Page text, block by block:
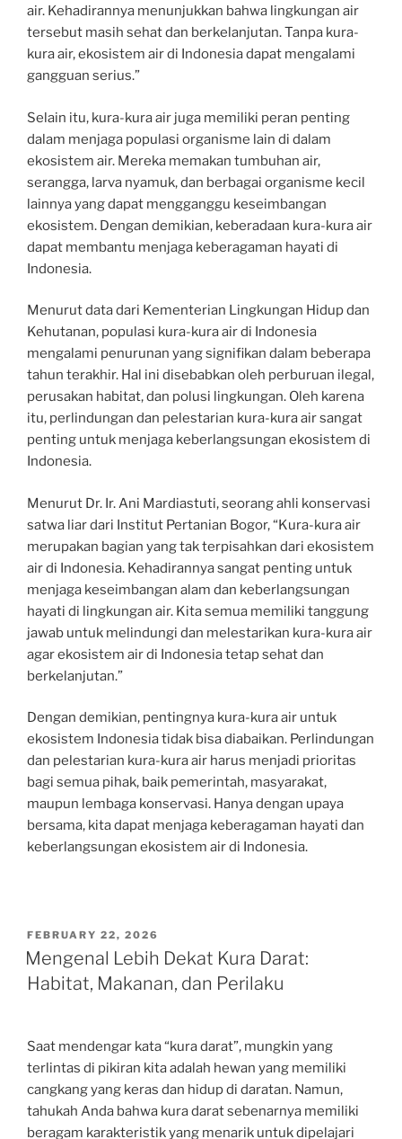
air. Kehadirannya menunjukkan bahwa lingkungan air
tersebut masih sehat dan berkelanjutan. Tanpa kura-
kura air, ekosistem air di Indonesia dapat mengalami
gangguan serius.”
Selain itu, kura-kura air juga memiliki peran penting
dalam menjaga populasi organisme lain di dalam
ekosistem air. Mereka memakan tumbuhan air,
serangga, larva nyamuk, dan berbagai organisme kecil
lainnya yang dapat mengganggu keseimbangan
ekosistem. Dengan demikian, keberadaan kura-kura air
dapat membantu menjaga keberagaman hayati di
Indonesia.
Menurut data dari Kementerian Lingkungan Hidup dan
Kehutanan, populasi kura-kura air di Indonesia
mengalami penurunan yang signifikan dalam beberapa
tahun terakhir. Hal ini disebabkan oleh perburuan ilegal,
perusakan habitat, dan polusi lingkungan. Oleh karena
itu, perlindungan dan pelestarian kura-kura air sangat
penting untuk menjaga keberlangsungan ekosistem di
Indonesia.
Menurut Dr. Ir. Ani Mardiastuti, seorang ahli konservasi
satwa liar dari Institut Pertanian Bogor, “Kura-kura air
merupakan bagian yang tak terpisahkan dari ekosistem
air di Indonesia. Kehadirannya sangat penting untuk
menjaga keseimbangan alam dan keberlangsungan
hayati di lingkungan air. Kita semua memiliki tanggung
jawab untuk melindungi dan melestarikan kura-kura air
agar ekosistem air di Indonesia tetap sehat dan
berkelanjutan.”
Dengan demikian, pentingnya kura-kura air untuk
ekosistem Indonesia tidak bisa diabaikan. Perlindungan
dan pelestarian kura-kura air harus menjadi prioritas
bagi semua pihak, baik pemerintah, masyarakat,
maupun lembaga konservasi. Hanya dengan upaya
bersama, kita dapat menjaga keberagaman hayati dan
keberlangsungan ekosistem air di Indonesia.
POSTED
ON
FEBRUARY 22, 2026
Mengenal Lebih Dekat Kura Darat:
Habitat, Makanan, dan Perilaku
Saat mendengar kata “kura darat”, mungkin yang
terlintas di pikiran kita adalah hewan yang memiliki
cangkang yang keras dan hidup di daratan. Namun,
tahukah Anda bahwa kura darat sebenarnya memiliki
beragam karakteristik yang menarik untuk dipelajari